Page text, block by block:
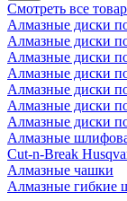
Смотреть все
Алмазные диски
Алмазные диски
Алмазные диски
Алмазные диски
Алмазные диски
Алмазные диски
Алмазные диски
Алмазные
Cut-n-Break
Алмазные чашки
Алмазные гибкие